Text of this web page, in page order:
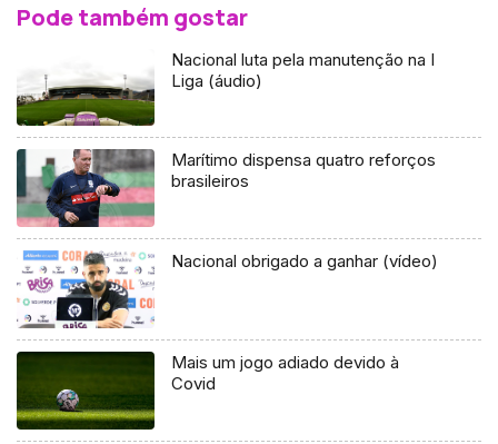
Pode também gostar
Nacional luta pela manutenção na I
Liga (áudio)
Marítimo dispensa quatro reforços
brasileiros
Nacional obrigado a ganhar (vídeo)
Mais um jogo adiado devido à
Covid